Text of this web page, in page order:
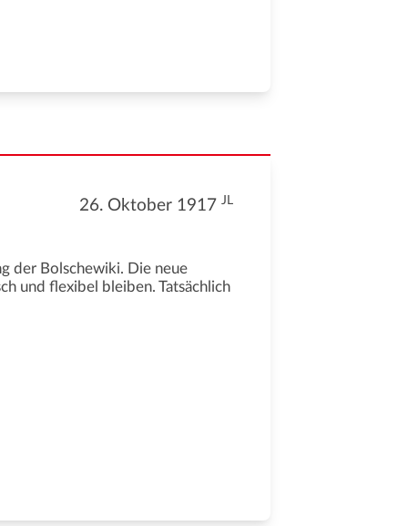
26. Oktober 1917 JL
der Bolschewiki. Die neue
und flexibel bleiben. Tatsächlich